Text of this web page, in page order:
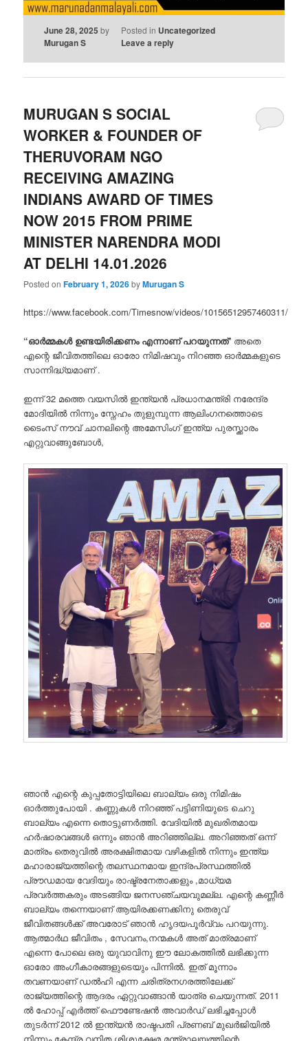
June 28, 2025 by
Murugan S
Posted in Uncategorized
Leave a reply
MURUGAN S SOCIAL
WORKER & FOUNDER OF
THERUVORAM NGO
RECEIVING AMAZING
INDIANS AWARD OF TIMES
NOW 2015 FROM PRIME
MINISTER NARENDRA MODI
AT DELHI 14.01.2026
Posted onFebruary 1, 2026byMurugan S
https://www.facebook.com/Timesnow/videos/10156512957460311/
“ഓർമ്മകൾ ഉണ്ടയിരിക്കണം എന്നാണ് പറയുന്നത്” അതെ
എന്റെ ജീവിതത്തിലെ ഓരോ നിമിഷവും നിറഞ്ഞ ഓർമ്മകളുടെ
സാന്നിദ്ധ്യമാണ് .
ഇന്ന് 32 മത്തെ വയസിൽ ഇന്ത്യൻ പ്രധാനമന്ത്രി നരേന്ദ്ര
മോദിയിൽ നിന്നും സ്നേഹം തുളുമ്പുന്ന ആലിംഗനത്തൊടെ
ടൈംസ്‌ നൗവ് ചാനലിന്റെ അമേസിംഗ് ഇന്ത്യ പുരസ്ക്കാരം
എറ്റുവാങ്ങുബോൾ,
ഞാൻ എന്റെ കുപ്പതോട്ടിയിലെ ബാല്യം ഒരു നിമിഷം
ഓർത്തുപോയി . കണ്ണുകൾ നിറഞ്ഞ് പട്ടിണിയുടെ ചെറു
ബാല്യം എന്നെ തൊട്ടുണർത്തി. വേദിയിൽ മുഖരിതമായ
ഹർഷാരവങ്ങൾ ഒന്നും ഞാൻ അറിഞ്ഞില്ല. അറിഞ്ഞത് ഒന്ന്
മാത്രം തെരുവിൽ അരക്ഷിതമായ വഴികളിൽ നിന്നും ഇന്ത്യ
മഹാരാജ്യത്തിന്റെ തലസ്ഥനമായ ഇന്ദ്രപ്രസ്ഥത്തിൽ
പ്രൗഡമായ വേദിയും രാഷ്ട്രനേതാക്കളും ,മാധ്യമ
പ്രവർത്തകരും അടങ്ങിയ ജനസഞ്ചയവുമല്ല. എന്റെ കണ്ണീർ
ബാല്യം തന്നെയാണ് ആയിരക്കണക്കിനു തെരുവ്
ജീവിതങ്ങൾക്ക് അവരോട് ഞാൻ ഹൃദയപൂർവ്വം പറയുന്നു.
ആത്മാർഥ ജീവിതം , സേവനം,നന്മകൾ അത് മാത്രമാണ്
എന്നെ പോലെ ഒരു യുവാവിനു ഈ ലോകത്തിൽ ലഭിക്കുന്ന
ഓരോ അംഗീകാരങ്ങളുടെയും പിന്നിൽ. ഇത് മൂന്നാം
തവണയാണ് ഡൽഹി എന്ന ചരിത്രനഗരത്തിലേക്ക്
രാജ്യത്തിന്റെ ആദരം ഏറ്റുവാങ്ങാൻ യാത്ര ചെയുന്നത്. 2011
ൽ ഹോപ്പ് എർത്ത് ഫൌണ്ടേഷൻ അവാർഡ് ലഭിച്ചപ്പോൾ
തുടർന്ന് 2012 ൽ ഇന്ത്യൻ രാഷ്ടപതി പ്രണബ് മുഖർജിയിൽ